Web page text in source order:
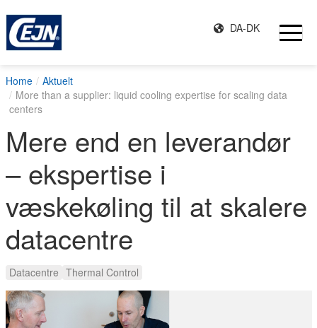
DA-DK
Home
Aktuelt
More than a supplier: liquid cooling expertise for scaling data
centers
Mere end en leverandør
– ekspertise i
væskekøling til at skalere
datacentre
Datacentre Thermal Control